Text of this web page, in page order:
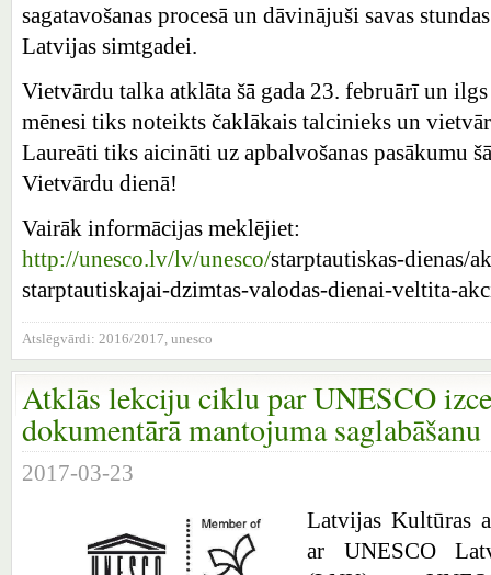
sagatavošanas procesā un dāvinājuši savas
Latvijas simtgadei.
Vietvārdu talka atklāta šā gada 23. februārī un
mēnesi tiks noteikts čaklākais talcinieks un
Laureāti tiks aicināti uz apbalvošanas pasākumu
Vietvārdu dienā!
Vairāk informācijas meklējiet:
http://unesco.lv/lv/unesco/starptautiskas-dienas/
starptautiskajai-dzimtas-valodas-dienai-veltita-
Atslēgvārdi: 2016/2017, unesco
Atklās lekciju ciklu par UNESCO
dokumentārā mantojuma saglabāšanu
2017-03-23
Latvijas Kultūras
ar UNESCO